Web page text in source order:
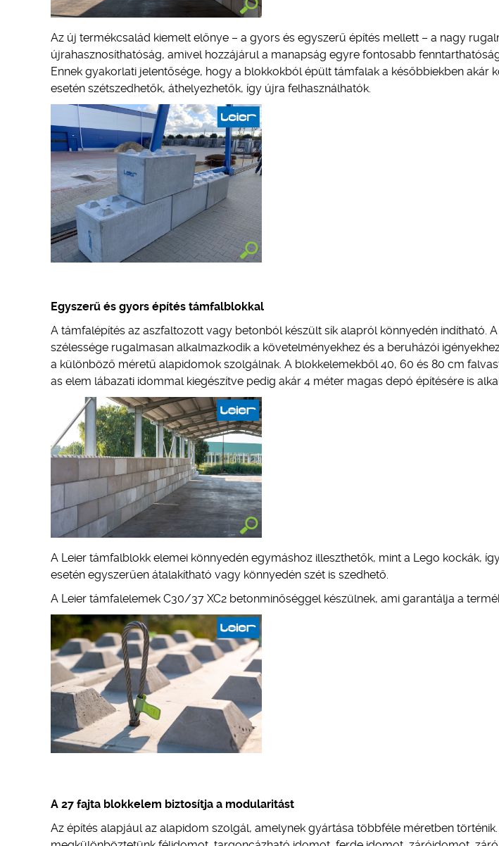
Az új termékcsalád kiemelt előnye – a gyors és egyszerű építés mellett – a nagy
újrahasznosíthatóság, amivel hozzájárul a manapság egyre fontosabb
Ennek gyakorlati jelentősége, hogy a blokkokból épült támfalak a későbbiekben akár
esetén szétszedhetők, áthelyezhetők, így újra felhasználhatók.
Egyszerű és gyors építés támfalblokkal
A támfalépítés az aszfaltozott vagy betonból készült sík alapról könnyedén indítható.
szélessége rugalmasan alkalmazkodik a követelményekhez és a beruházói
a különböző méretű alapidomok szolgálnak. A blokkelemekből 40, 60 és 80 cm
as elem lábazati idommal kiegészítve pedig akár 4 méter magas depó építésére is
A Leier támfalblokk elemei könnyedén egymáshoz illeszthetők, mint a Lego kockák,
esetén egyszerűen átalakítható vagy könnyedén szét is szedhető.
A Leier támfalelemek C30/37 XC2 betonminőséggel készülnek, ami garantálja a
A 27 fajta blokkelem biztosítja a modularitást
Az építés alapjául az alapidom szolgál, amelynek gyártása többféle méretben